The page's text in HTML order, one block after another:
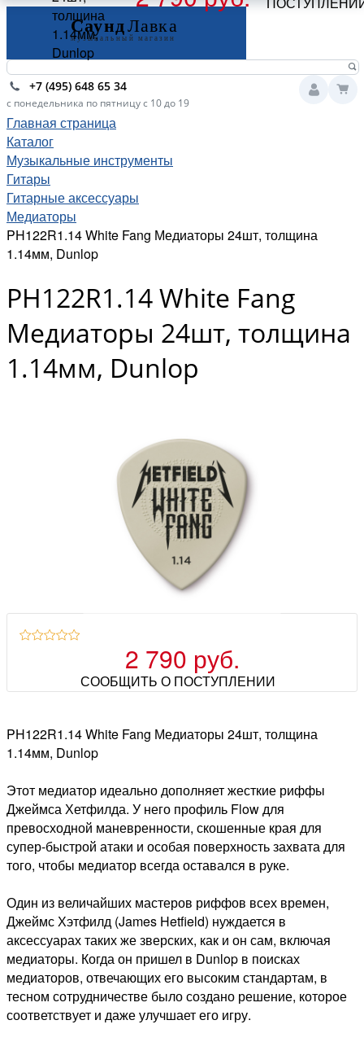
+7 (495) 648 65 34
с понедельника по пятницу с 10 до 19
Главная страница
Каталог
Музыкальные инструменты
Гитары
Гитарные аксессуары
Медиаторы
PH122R1.14 White Fang Медиаторы 24шт, толщина
1.14мм, Dunlop
PH122R1.14 White Fang
Медиаторы 24шт, толщина
1.14мм, Dunlop
2 790 руб.
СООБЩИТЬ О ПОСТУПЛЕНИИ
PH122R1.14 White Fang Медиаторы 24шт, толщина
1.14мм, Dunlop
Этот медиатор идеально дополняет жесткие риффы
Джеймса Хетфилда. У него профиль Flow для
превосходной маневренности, скошенные края для
супер-быстрой атаки и особая поверхность захвата для
того, чтобы медиатор всегда оставался в руке.
Один из величайших мастеров риффов всех времен,
Джеймс Хэтфилд (James Hetfield) нуждается в
аксессуарах таких же зверских, как и он сам, включая
медиаторы. Когда он пришел в Dunlop в поисках
медиаторов, отвечающих его высоким стандартам, в
тесном сотрудничестве было создано решение, которое
соответствует и даже улучшает его игру.
толщина
1.14мм,
Dunlop